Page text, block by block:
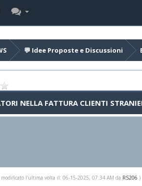
💬 Idee Proposte e Discussioni
NELLA FATTURA CLIENTI
modificato l'ultima volta il: 06-15-2025, 07:34 AM da RS206 .)